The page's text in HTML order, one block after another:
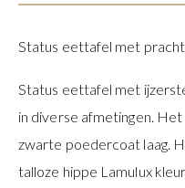
Status eettafel met
Status eettafel met
in diverse afmetingen.
zwarte poedercoat laag.
talloze hippe Lamulux